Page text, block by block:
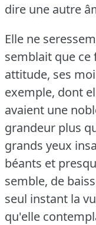
dire une autre
Elle ne
semblait que ce
attitude, ses
exemple, dont
avaient une
grandeur plus
grands yeux
béants et
semble, de
seul instant la
qu'elle